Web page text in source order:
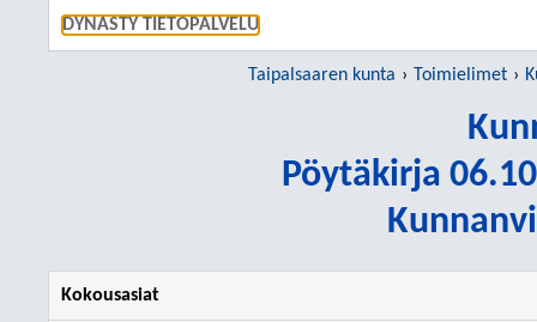
DYNASTY TIETOPALVELU
Taipalsaaren kunta Toimielimet
Pöytäkirja
Kokousasiat